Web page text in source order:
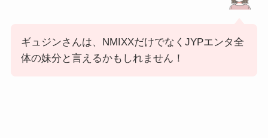
ギュジンさんは、NMIXXだけでなくJYPエンタ全
体の妹分と言えるかもしれません！